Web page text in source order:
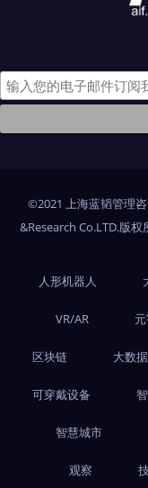
©2021 上海蓝韬管理
&Research Co.LTD.版权
人形机器人
VR/AR
区块链 大数据
可穿戴设备
智慧城市
观察